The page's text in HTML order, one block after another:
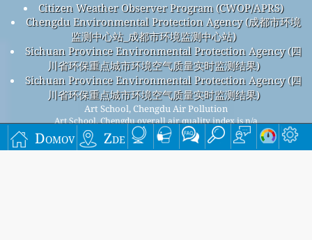
Domov Zde
Citizen Weather Observer Program (CWOP/APRS)
Chengdu Environmental Protection Agency (成都市环境
监测中心站_成都市环境监测中心站)
Sichuan Province Environmental Protection Agency (四
川省环保重点城市环境空气质量实时监测结果)
Sichuan Province Environmental Protection Agency (四
川省环保重点城市环境空气质量实时监测结果)
Art School, Chengdu Air Pollution
Art School, Chengdu overall air quality index is n/a
Art School, Chengdu PM2.5
(fine particulate matter) AQI is n/a
- Art School, Chengdu PM
(PM10 (Respirable particulate